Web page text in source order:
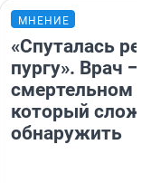
МНЕНИЕ
«Спуталась
пургу». Врач —
смертельном
который
обнаружить